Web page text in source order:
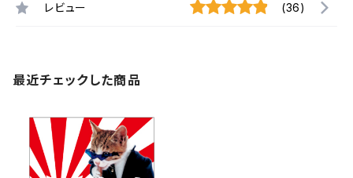
レビュー (36)
最近チェックした商品